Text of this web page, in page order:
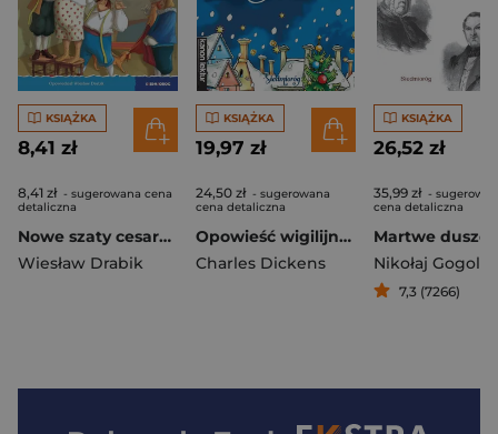
KSIĄŻKA
8,41 zł
8,41 zł - sugerowana cena
detaliczna
Nowe szaty cesarza. 101 bajek
Wiesław Drabik
KSIĄŻKA
19,97 zł
24,50 zł - sugerowana
cena detaliczna
Opowieść wigilijna. Kanon Lektur
Charles Dickens
KSIĄŻKA
26,52 zł
35,99 zł -
cena detaliczna
Martwe dusze
Nikołaj Gogol
7,3 (7266)